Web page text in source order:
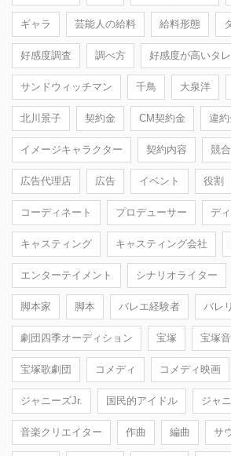
ギャラ 芸能人の給料 給料形態
好感度調査 調べ方 好感度が高いタ
サンドウィッチマン 千鳥 大泉洋
北川景子 契約金 CM契約金 違約
イメージキャラクター 契約内容 競合
広告代理店 広告 イベント 役割
コーディネート プロデューサー デ
キャスティング キャスティング会社
エンターテイメント シナリオライター
脚本家 脚本 バレエ経験者 バレ
劇団四季オーディション 宝塚 宝塚
宝塚歌劇団 コメディ コメディ映画
ジャニーズJr. 国民的アイドル ジャ
音楽クリエイター 作曲 編曲 サ